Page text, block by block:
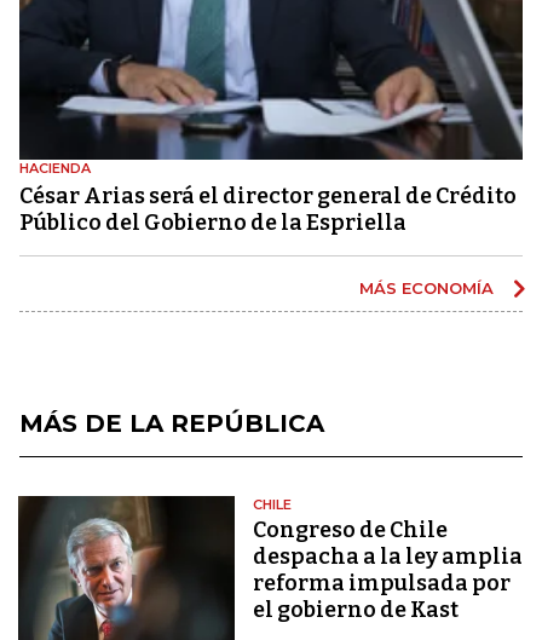
HACIENDA
César Arias será el director general de Crédito
Público del Gobierno de la Espriella
MÁS ECONOMÍA
MÁS DE LA REPÚBLICA
CHILE
Congreso de Chile
despacha a la ley amplia
reforma impulsada por
el gobierno de Kast